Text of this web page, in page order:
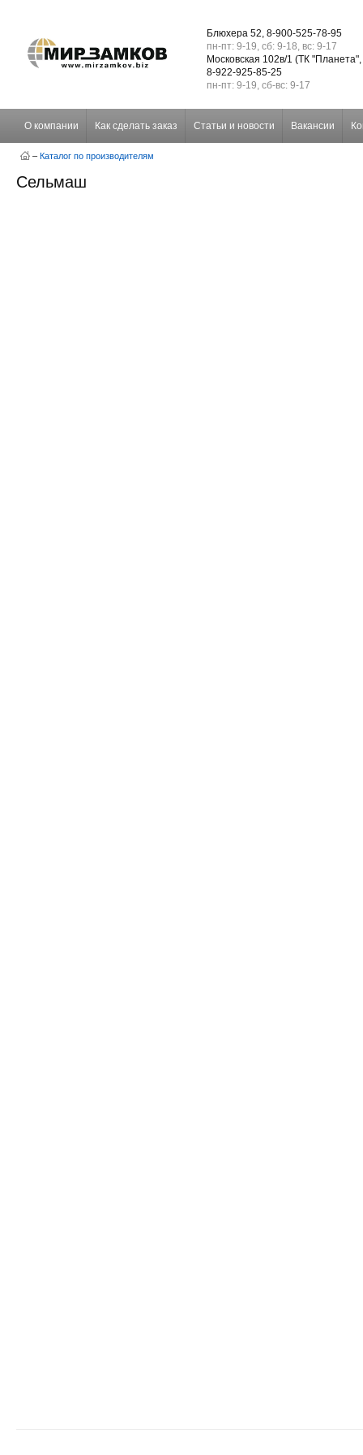
Блюхера 52, 8-900-525-78-95
пн-пт: 9-19, сб: 9-18, вс: 9-17
Московская 102в/1 (ТК
8-922-925-85-25
пн-пт: 9-19, сб-вс: 9-17
О компании Как сделать заказ Статьи и новости Вакансии
– Каталог по производителям
Сельмаш